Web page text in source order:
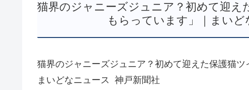
猫界のジャニーズジュニア？初めて迎え
もらっています」｜まい
猫界のジャニーズジュニア？初めて迎えた保護猫
まいどなニュース 神戸新聞社